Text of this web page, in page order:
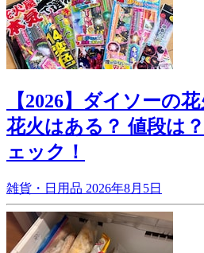
【2026】ダイソーの
花火はある？ 値段は
ェック！
雑貨・日用品 2026年8月5日